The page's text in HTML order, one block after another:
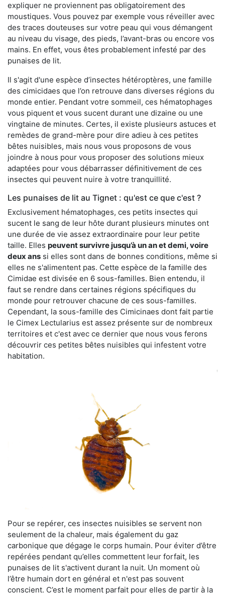
expliquer ne proviennent pas obligatoirement des
moustiques. Vous pouvez par exemple vous réveiller avec
des traces douteuses sur votre peau qui vous démangent
au niveau du visage, des pieds, l’avant-bras ou encore vos
mains. En effet, vous êtes probablement infesté par des
punaises de lit.
Il s'agit d'une espèce d’insectes hétéroptères, une famille
des cimicidaes que l’on retrouve dans diverses régions du
monde entier. Pendant votre sommeil, ces hématophages
vous piquent et vous sucent durant une dizaine ou une
vingtaine de minutes. Certes, il existe plusieurs astuces et
remèdes de grand-mère pour dire adieu à ces petites
bêtes nuisibles, mais nous vous proposons de vous
joindre à nous pour vous proposer des solutions mieux
adaptées pour vous débarrasser définitivement de ces
insectes qui peuvent nuire à votre tranquillité.
Les punaises de lit au Tignet : qu'est ce que c'est ?
Exclusivement hématophages, ces petits insectes qui
sucent le sang de leur hôte durant plusieurs minutes ont
une durée de vie assez extraordinaire pour leur petite
taille. Elles peuvent survivre jusqu’à un an et demi, voire
deux ans si elles sont dans de bonnes conditions, même si
elles ne s'alimentent pas. Cette espèce de la famille des
Cimidae est divisée en 6 sous-familles. Bien entendu, il
faut se rendre dans certaines régions spécifiques du
monde pour retrouver chacune de ces sous-familles.
Cependant, la sous-famille des Cimicinaes dont fait partie
le Cimex Lectularius est assez présente sur de nombreux
territoires et c'est avec ce dernier que nous vous ferons
découvrir ces petites bêtes nuisibles qui infestent votre
habitation.
Pour se repérer, ces insectes nuisibles se servent non
seulement de la chaleur, mais également du gaz
carbonique que dégage le corps humain. Pour éviter d’être
repérées pendant qu’elles commettent leur forfait, les
punaises de lit s'activent durant la nuit. Un moment où
l’être humain dort en général et n'est pas souvent
conscient. C’est le moment parfait pour elles de partir à la